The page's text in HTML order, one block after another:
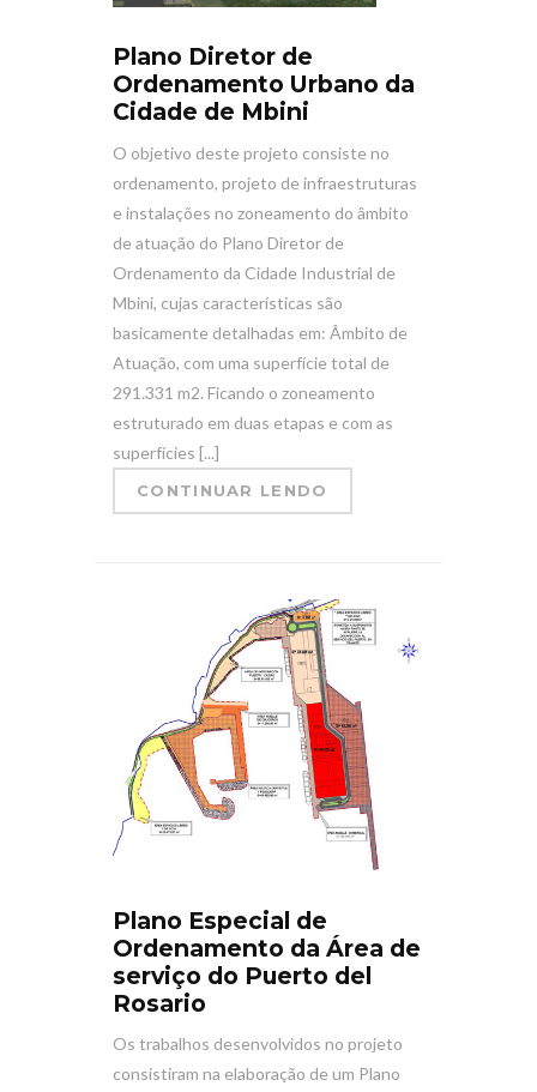
Plano Diretor de
Ordenamento Urbano da
Cidade de Mbini
O objetivo deste projeto consiste no
ordenamento, projeto de infraestruturas
e instalações no zoneamento do âmbito
de atuação do Plano Diretor de
Ordenamento da Cidade Industrial de
Mbini, cujas características são
basicamente detalhadas em: Âmbito de
Atuação, com uma superfície total de
291.331 m2. Ficando o zoneamento
estruturado em duas etapas e com as
superfícies [...]
CONTINUAR LENDO
Plano Especial de
Ordenamento da Área de
serviço do Puerto del
Rosario
Os trabalhos desenvolvidos no projeto
consistiram na elaboração de um Plano